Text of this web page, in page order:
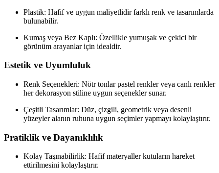
Plastik: Hafif ve uygun maliyetlidir farklı renk ve tasarımlarda
bulunabilir.
Kumaş veya Bez Kaplı: Özellikle yumuşak ve çekici bir
görünüm arayanlar için idealdir.
Estetik ve Uyumluluk
Renk Seçenekleri: Nötr tonlar pastel renkler veya canlı renkler
her dekorasyon stiline uygun seçenekler sunar.
Çeşitli Tasarımlar: Düz, çizgili, geometrik veya desenli
yüzeyler alanın ruhuna uygun seçimler yapmayı kolaylaştırır.
Pratiklik ve Dayanıklılık
Kolay Taşınabilirlik: Hafif materyaller kutuların hareket
ettirilmesini kolaylaştırır.